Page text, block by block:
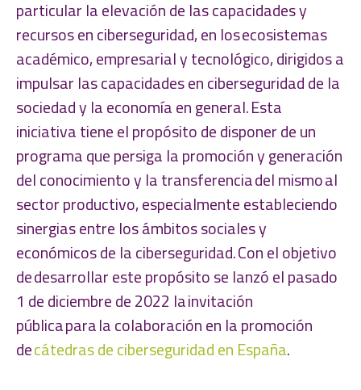
particular la elevación de las capacidades y
recursos en ciberseguridad, en los ecosistemas
académico, empresarial y tecnológico, dirigidos a
impulsar las capacidades en ciberseguridad de la
sociedad y la economía en general. Esta
iniciativa tiene el propósito de disponer de un
programa que persiga la promoción y generación
del conocimiento y la transferencia del mismo al
sector productivo, especialmente estableciendo
sinergias entre los ámbitos sociales y
económicos de la ciberseguridad. Con el objetivo
de desarrollar este propósito se lanzó el pasado
1 de diciembre de 2022 la invitación
pública para la colaboración en la promoción
decátedras de ciberseguridad en España.